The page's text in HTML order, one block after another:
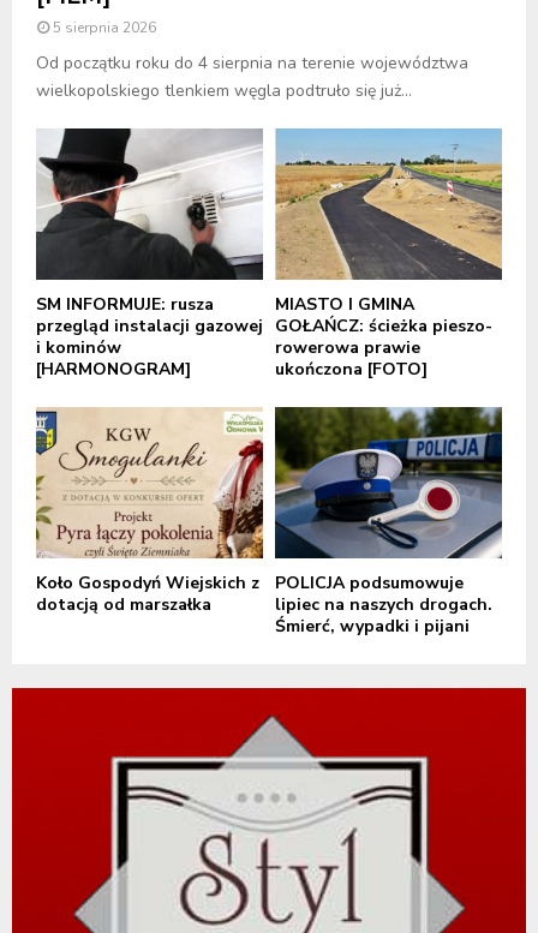
5 sierpnia 2026
Od początku roku do 4 sierpnia na terenie województwa
wielkopolskiego tlenkiem węgla podtruło się już...
SM INFORMUJE: rusza
przegląd instalacji gazowej
i kominów
[HARMONOGRAM]
MIASTO I GMINA
GOŁAŃCZ: ścieżka pieszo-
rowerowa prawie
ukończona [FOTO]
Koło Gospodyń Wiejskich z
dotacją od marszałka
POLICJA podsumowuje
lipiec na naszych drogach.
Śmierć, wypadki i pijani